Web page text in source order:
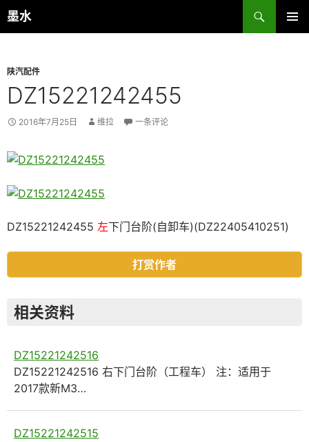
跳
至
墨水
搜
索
陕汽配件
DZ15221242455
2016年7月25日 维拉 一条评论
DZ15221242455 左下门台阶(自卸车)(DZ22405410251)
打赏作者
相关资料
DZ15221242516
DZ15221242516 右下门台阶（工程车） 注：适用于
2017款新M3…
DZ15221242515